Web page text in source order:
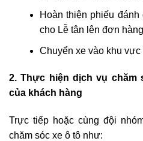
Hoàn thiện phiếu
cho Lễ tân lên đơn
Chuyển xe vào khu vực
2. Thực hiện dịch vụ chăm
của khách hàng
Trực tiếp hoặc cùng đội
chăm sóc xe ô tô như: